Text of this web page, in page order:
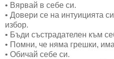
• Вярвай в себе си.
• Довери се на интуицията
избор.
• Бъди състрадателен към
• Помни, че няма грешки,
• Обичай себе си.